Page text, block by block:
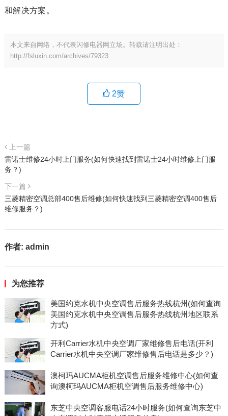
和解决方案。
本文来自网络，不代表闪修电器网立场。转载请注明出处：
http://fsluxin.com/archives/79323
2赞
上一篇
雷诺士维修24小时上门服务(如何快速找到雷诺士24小时维修上门服
务？)
下一篇
三菱精密空调总部400售后维修(如何快速找到三菱精密空调400售后
维修服务？)
作者: admin
为您推荐
美国约克水机中央空调售后服务热线杭州(如何查询
美国约克水机中央空调售后服务热线杭州地区联系
方式)
开利Carrier水机中央空调厂家维修售后电话(开利
Carrier水机中央空调厂家维修售后电话是多少？)
澳柯玛AUCMA柜机空调售后服务维修中心(如何查
询澳柯玛AUCMA柜机空调售后服务维修中心)
东芝中央空调客服电话24小时服务(如何查询东芝中